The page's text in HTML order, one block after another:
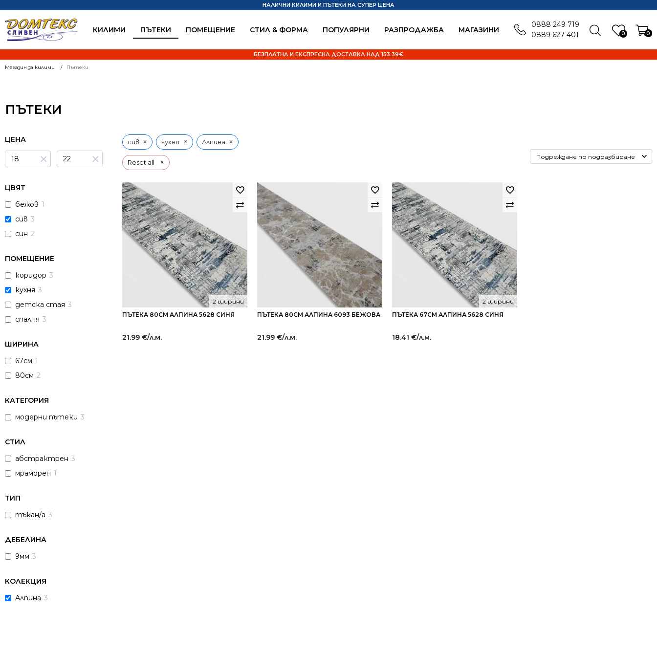
КИЛИМИ ПЪТЕКИ ПОМЕЩЕНИЕ СТИЛ & ФОРМА ПОПУЛЯРНИ РАЗПРОДАЖБА MАГАЗИНИ 0 0
НАЛИЧНИ КИЛИМИ И ПЪТЕКИ НА СУПЕР ЦЕНА
БЕЗПЛАТНА И ЕКСПРЕСНА ДОСТАВКА НАД 153.39€
0888 249 719
0889 627 401
Магазин за килими Пътеки
ПЪТЕКИ
ЦЕНА
× ×
ЦВЯТ
бежов 1
сив 3
син 2
ПОМЕЩЕНИЕ
коридор 3
кухня 3
детска стая 3
спалня 3
ШИРИНА
67см 1
80см 2
КАТЕГОРИЯ
модерни пътеки 3
СТИЛ
абстрактрен 3
мраморен 1
ТИП
тъкан/а 3
ДЕБЕЛИНА
9мм 3
КОЛЕКЦИЯ
Алпина 3
Reset all ×
сив × кухня × Алпина ×
ПЪТЕКА 80СМ АЛПИНА 5628 СИНЯ
2 ширини
21.99 €/л.м.
ПЪТЕКА 80СМ АЛПИНА 6093 БЕЖОВА
21.99 €/л.м.
ПЪТЕКА 67СМ АЛПИНА 5628 СИНЯ
2 ширини
18.41 €/л.м.